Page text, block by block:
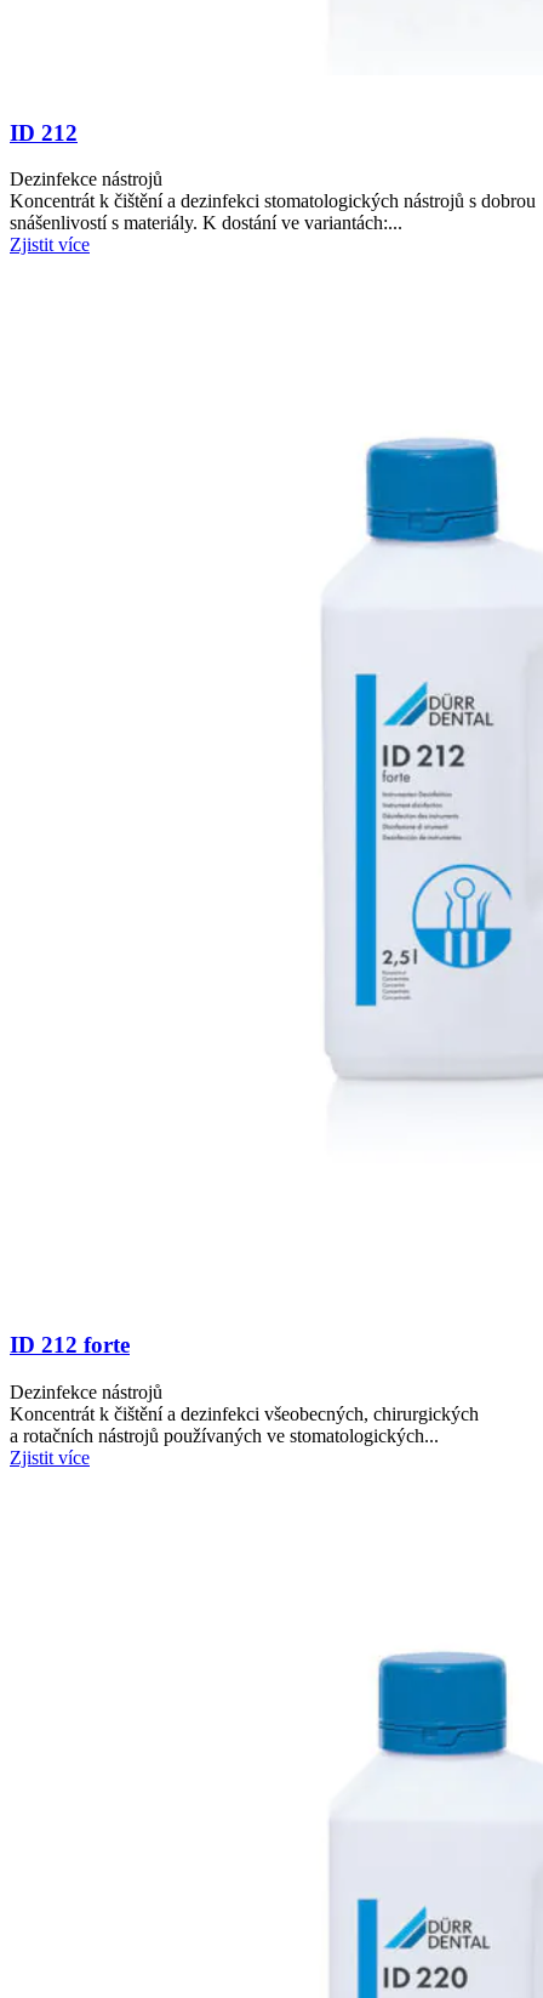
ID 212
Dezinfekce nástrojů
Koncentrát k čištění a dezinfekci stomatologických nástrojů s dobrou
snášenlivostí s materiály. K dostání ve variantách:...
Zjistit více
ID 212 forte
Dezinfekce nástrojů
Koncentrát k čištění a dezinfekci všeobecných, chirurgických
a rotačních nástrojů používaných ve stomatologických...
Zjistit více